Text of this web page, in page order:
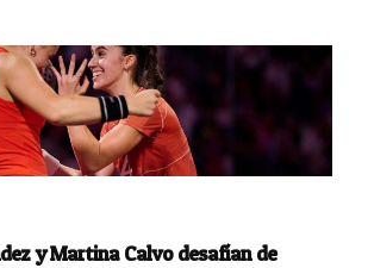
y Martina Calvo desafían de